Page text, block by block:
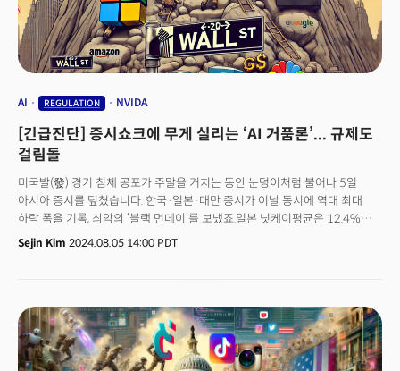
AI REGULATION NVIDA
[긴급진단] 증시쇼크에 무게 실리는 ‘AI 거품론’... 규제도
걸림돌
미국발(發) 경기 침체 공포가 주말을 거치는 동안 눈덩이처럼 불어나 5일
아시아 증시를 덮쳤습니다. 한국·일본·대만 증시가 이날 동시에 역대 최대
하락 폭을 기록, 최악의 ‘블랙 먼데이’를 보냈죠.일본 닛케이평균은 12.4%
폭락했고 한국 코스피는 전장 대비 234.64포인트(8.77%) 하락했습니다.
하루 코스피 하락 폭이 200포인트를 넘은 것은 이번이 처음으로, 올해
대만반도제조유한공사(TSMC)가 9.7% 하락하는 등 대만 경제를 지탱해온
반도체주를 중심으로 매도세가 커지면서 증시가 흔들렸죠. 이후 개장한 미국
증시에서 ‘공포지수’는 코로나19 팬데믹 이후 4년 만에 최고치를
기록했습니다.미국 실업률 상승, 제조업 경기 전망 악화 등 미국 경기 침체
Sejin Kim 2024.08.05 14:00 PDT